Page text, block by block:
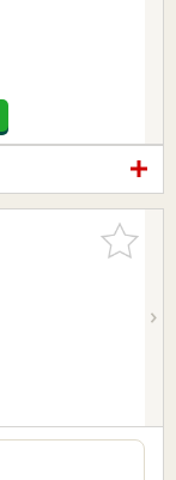
お気に入
りに追加